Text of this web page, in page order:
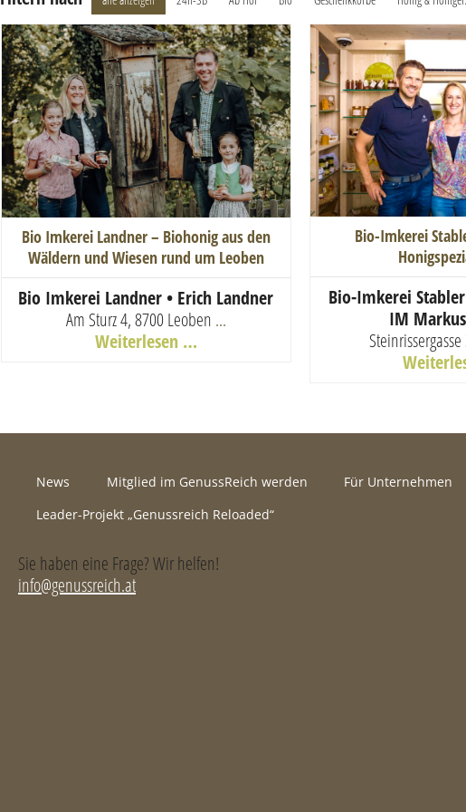
Bio Imkerei Landner – Biohonig aus den
Wäldern und Wiesen rund um Leoben
Bio Imkerei Landner • Erich Landner
Am Sturz 4, 8700 Leoben ...
Weiterlesen …
Bio-Imkerei
Bio-Imkerei
IM
News Mitglied im GenussReich werden Für Unternehmen
Leader-Projekt „Genussreich Reloaded“
Sie haben eine Frage? Wir helfen!
info@genussreich.at